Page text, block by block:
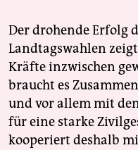
Der drohende Erfolg
Landtagswahlen
Kräfte inzwischen
braucht es
und vor allem mit
für eine starke
kooperiert deshalb